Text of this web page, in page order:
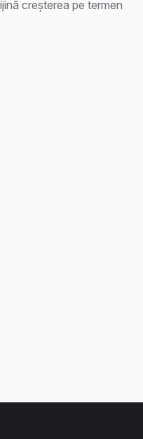
creșterea pe termen